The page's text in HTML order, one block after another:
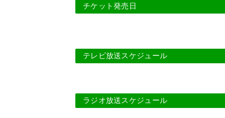
チケット発売日
テレビ放送スケジュール
ラジオ放送スケジュール